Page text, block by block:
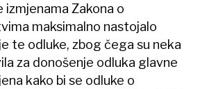
izmjenama Zakona o
maksimalno nastojalo
te odluke, zbog čega su neka
za donošenje odluka glavne
kako bi se odluke o